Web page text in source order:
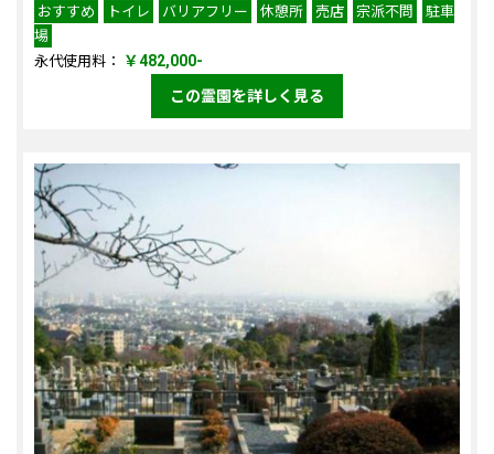
おすすめ トイレ バリアフリー 休憩所 売店 宗派不問
駐車
場
永代使用料：
￥482,000-
この霊園を詳しく見る